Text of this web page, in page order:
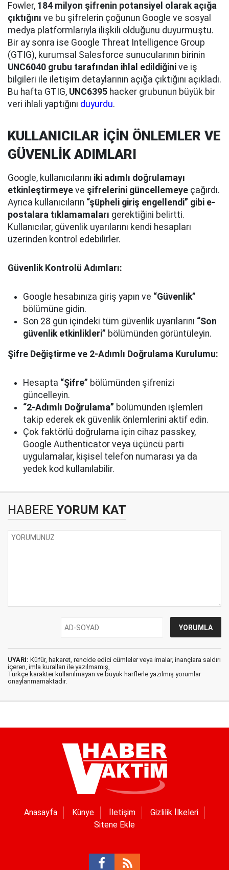
Fowler, 184 milyon şifrenin potansiyel olarak açığa
çıktığını ve bu şifrelerin çoğunun Google ve sosyal
medya platformlarıyla ilişkili olduğunu duyurmuştu.
Bir ay sonra ise Google Threat Intelligence Group
(GTIG), kurumsal Salesforce sunucularının birinin
UNC6040 grubu tarafından ihlal edildiğini ve iş
bilgileri ile iletişim detaylarının açığa çıktığını açıkladı.
Bu hafta GTIG, UNC6395 hacker grubunun büyük bir
veri ihlali yaptığını duyurdu.
KULLANICILAR İÇİN ÖNLEMLER VE
GÜVENLİK ADIMLARI
Google, kullanıcılarını iki adımlı doğrulamayı
etkinleştirmeye ve şifrelerini güncellemeye çağırdı.
Ayrıca kullanıcıların “şüpheli giriş engellendi” gibi e-
postalara tıklamamaları gerektiğini belirtti.
Kullanıcılar, güvenlik uyarılarını kendi hesapları
üzerinden kontrol edebilirler.
Güvenlik Kontrolü Adımları:
Google hesabınıza giriş yapın ve “Güvenlik”
bölümüne gidin.
Son 28 gün içindeki tüm güvenlik uyarılarını “Son
güvenlik etkinlikleri” bölümünden görüntüleyin.
Şifre Değiştirme ve 2-Adımlı Doğrulama Kurulumu:
Hesapta “Şifre” bölümünden şifrenizi
güncelleyin.
“2-Adımlı Doğrulama” bölümünden işlemleri
takip ederek ek güvenlik önlemlerini aktif edin.
Çok faktörlü doğrulama için cihaz passkey,
Google Authenticator veya üçüncü parti
uygulamalar, kişisel telefon numarası ya da
yedek kod kullanılabilir.
HABERE YORUM KAT
UYARI: Küfür, hakaret, rencide edici cümleler veya imalar, inançlara saldırı
içeren, imla kuralları ile yazılmamış,
Türkçe karakter kullanılmayan ve büyük harflerle yazılmış yorumlar
onaylanmamaktadır.
Anasayfa Künye İletişim
Gizlilik İlkeleri
Sitene Ekle